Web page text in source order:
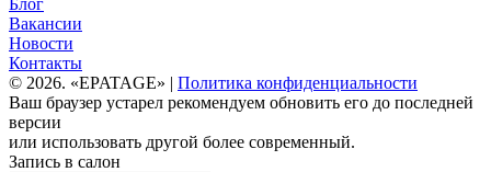
Вакансии
Новости
Контакты
© 2026. «EPATAGE» | Политика конфиденциальности
Ваш браузер устарел рекомендуем обновить его до последней
версии
или использовать другой более современный.
Запись в салон